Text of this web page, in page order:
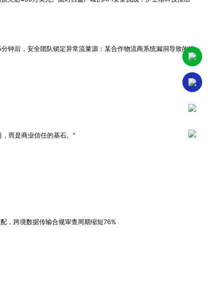
钟后，安全团队锁定异常流量源：某合作物流商系统漏洞导致的连
而是商业信任的基石。"
，跨境数据传输合规审查周期缩短76%